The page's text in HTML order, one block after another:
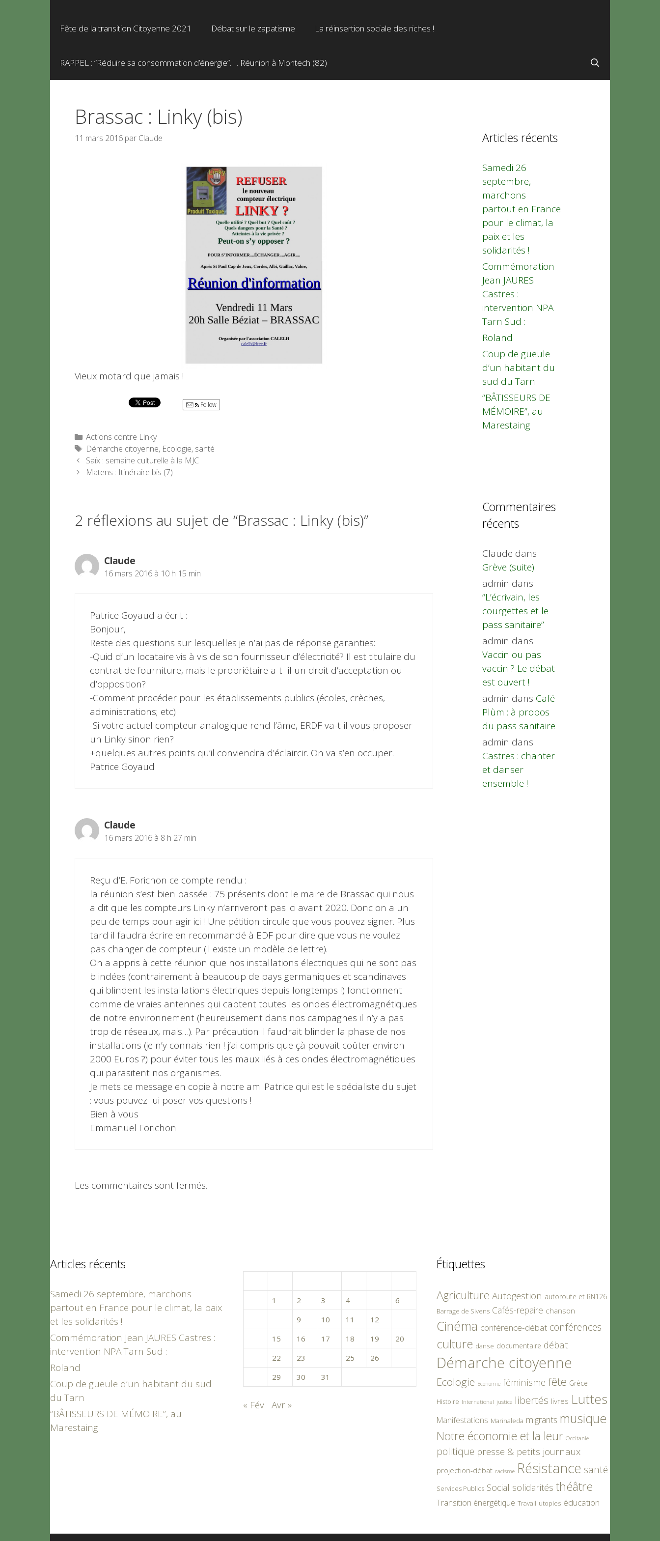
Fête de la transition Citoyenne 2021 Débat sur le zapatisme La réinsertion sociale des riches !
RAPPEL : “Réduire sa consommation d’énergie”. . . Réunion à Montech (82)
Brassac : Linky (bis)
11 mars 2016 par Claude
Vieux motard que jamais !
Follow
Catégories
Actions contre Linky
Étiquettes
Démarche citoyenne, Ecologie, santé
Saïx : semaine culturelle à la MJC
Matens : Itinéraire bis (7)
2 réflexions au sujet de “Brassac : Linky (bis)”
Claude
16 mars 2016 à 10 h 15 min
Patrice Goyaud a écrit :
Bonjour,
Reste des questions sur lesquelles je n’ai pas de réponse garanties:
-Quid d’un locataire vis à vis de son fournisseur d’électricité? Il est titulaire du
contrat de fourniture, mais le propriétaire a-t- il un droit d’acceptation ou
d’opposition?
-Comment procéder pour les établissements publics (écoles, crèches,
administrations; etc)
-Si votre actuel compteur analogique rend l’âme, ERDF va-t-il vous proposer
un Linky sinon rien?
+quelques autres points qu’il conviendra d’éclaircir. On va s’en occuper.
Patrice Goyaud
Claude
16 mars 2016 à 8 h 27 min
Reçu d’E. Forichon ce compte rendu :
la réunion s’est bien passée : 75 présents dont le maire de Brassac qui nous
a dit que les compteurs Linky n’arriveront pas ici avant 2020. Donc on a un
peu de temps pour agir ici ! Une pétition circule que vous pouvez signer. Plus
tard il faudra écrire en recommandé à EDF pour dire que vous ne voulez
pas changer de compteur (il existe un modèle de lettre).
On a appris à cette réunion que nos installations électriques qui ne sont pas
blindées (contrairement à beaucoup de pays germaniques et scandinaves
qui blindent les installations électriques depuis longtemps !) fonctionnent
comme de vraies antennes qui captent toutes les ondes électromagnétiques
de notre environnement (heureusement dans nos campagnes il n’y a pas
trop de réseaux, mais…). Par précaution il faudrait blinder la phase de nos
installations (je n’y connais rien ! j’ai compris que çà pouvait coûter environ
2000 Euros ?) pour éviter tous les maux liés à ces ondes électromagnétiques
qui parasitent nos organismes.
Je mets ce message en copie à notre ami Patrice qui est le spécialiste du sujet
: vous pouvez lui poser vos questions !
Bien à vous
Emmanuel Forichon
Les commentaires sont fermés.
Articles récents
Samedi 26
septembre,
marchons
partout en France
pour le climat, la
paix et les
solidarités !
Commémoration
Jean JAURES
Castres :
intervention NPA
Tarn Sud :
Roland
Coup de gueule
d’un habitant du
sud du Tarn
“BÂTISSEURS DE
MÉMOIRE”, au
Marestaing
Commentaires
récents
Claude dans
Grève (suite)
admin dans
“L’écrivain, les
courgettes et le
pass sanitaire”
admin dans
Vaccin ou pas
vaccin ? Le débat
est ouvert !
admin dans Café
Plùm : à propos
du pass sanitaire
admin dans
Castres : chanter
et danser
ensemble !
Articles récents
Samedi 26 septembre, marchons
partout en France pour le climat, la paix
et les solidarités !
Commémoration Jean JAURES Castres :
intervention NPA Tarn Sud :
Roland
Coup de gueule d’un habitant du sud
du Tarn
“BÂTISSEURS DE MÉMOIRE”, au
Marestaing
1
2 3 4
6
9 10 11 12
15 16 17 18 19
20
22 23 25 26
29 30 31
« Fév Avr »
Étiquettes
Agriculture Autogestion autoroute et RN126
Barrage de Sivens Cafés-repaire chanson
Cinéma conférence-débat conférences
culture danse documentaire débat
Démarche citoyenne
Ecologie Economie féminisme fête Grèce
Histoire International justice libertés livres Luttes
Manifestations Marinaleda migrants musique
Notre économie et la leur Occitanie
politique presse & petits journaux
projection-débat racisme Résistance santé
Services Publics Social solidarités théâtre
Transition énergétique Travail utopies éducation